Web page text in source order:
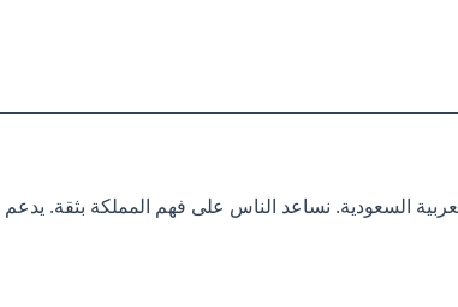
السعودية. نساعد الناس على فهم المملكة بثقة. يدعم